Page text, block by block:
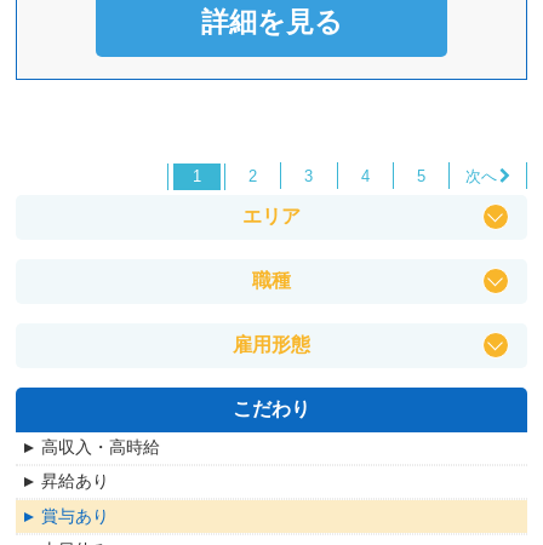
詳細を見る
1 2 3 4 5
エリア
甲斐市
山梨市
甲州市
市川三郷町
職種
建設・土木・電気工事
技術職（開発・IT・エンジニア）
営業・マーケティング
事務・総務・労務・経理
雇用形態
契約社員
派遣社員
パート・アルバイト
こだわり
高収入・高時給
昇給あり
賞与あり